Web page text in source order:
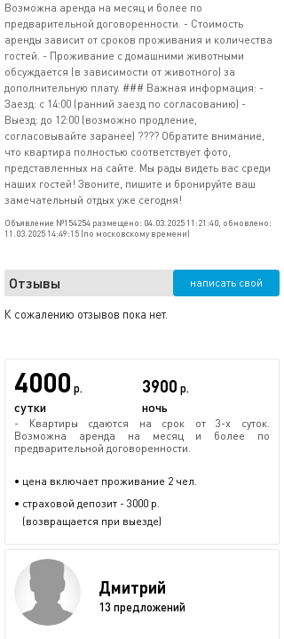
Возможна аренда на месяц и более по
предварительной договоренности. - Стоимость
аренды зависит от сроков проживания и количества
гостей. - Проживание с домашними животными
обсуждается (в зависимости от животного) за
дополнительную плату. ### Важная информация: -
Заезд: с 14:00 (ранний заезд по согласованию) -
Выезд: до 12:00 (возможно продление,
согласовывайте заранее) ???? Обратите внимание,
что квартира полностью соответствует фото,
представленных на сайте. Мы рады видеть вас среди
наших гостей! Звоните, пишите и бронируйте ваш
замечательный отдых уже сегодня!
Объявление №154254 размещено: 04.03.2025 11:21:40, обновлено:
11.03.2025 14:49:15 (по московскому времени)
Отзывы написать свой
К сожалению отзывов пока нет.
4000 р.
сутки
3900 р.
ночь
- Квартиры сдаются на срок от 3-х суток.
Возможна аренда на месяц и более по
предварительной договоренности.
• цена включает проживание 2 чел.
• страховой депозит - 3000 р.
(возвращается при выезде)
Дмитрий
13 предложений